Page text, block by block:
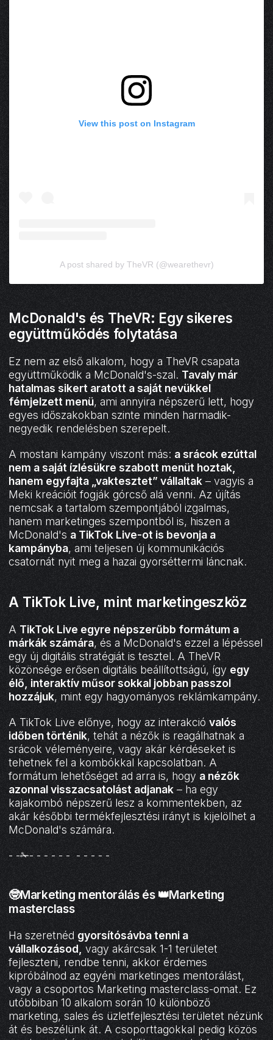
View this post on Instagram
A post shared by TheVR (@wearethevr)
McDonald's és TheVR: Egy sikeres
együttműködés folytatása
Ez nem az első alkalom, hogy a TheVR csapata
együttműködik a McDonald's-szal. Tavaly már
hatalmas sikert aratott a saját nevükkel
fémjelzett menü, ami annyira népszerű lett, hogy
egyes időszakokban szinte minden harmadik-
negyedik rendelésben szerepelt.
A mostani kampány viszont más: a srácok ezúttal
nem a saját ízlésükre szabott menüt hoztak,
hanem egyfajta „vaktesztet” vállaltak – vagyis a
Meki kreációit fogják górcső alá venni. Az újítás
nemcsak a tartalom szempontjából izgalmas,
hanem marketinges szempontból is, hiszen a
McDonald's a TikTok Live-ot is bevonja a
kampányba, ami teljesen új kommunikációs
csatornát nyit meg a hazai gyorséttermi láncnak.
A TikTok Live, mint marketingeszköz
A TikTok Live egyre népszerűbb formátum a
márkák számára, és a McDonald's ezzel a lépéssel
egy új digitális stratégiát is tesztel. A TheVR
közönsége erősen digitális beállítottságú, így egy
élő, interaktív műsor sokkal jobban passzol
hozzájuk, mint egy hagyományos reklámkampány.
A TikTok Live előnye, hogy az interakcióvalós
időben történik, tehát a nézők is reagálhatnak a
srácok véleményeire, vagy akár kérdéseket is
tehetnek fel a kombókkal kapcsolatban. A
formátum lehetőséget ad arra is, hogy a nézők
azonnal visszacsatolást adjanak – ha egy
kajakombó népszerű lesz a kommentekben, az
akár későbbi termékfejlesztési irányt is kijelölhet a
McDonald's számára.
- -✁- - - - - - - - - - -
🤓Marketing mentorálás és 👑Marketing
masterclass
Ha szeretnéd gyorsítósávba tenni a
vállalkozásod, vagy akárcsak 1-1 területet
fejleszteni, rendbe tenni, akkor érdemes
kipróbálnod az egyéni marketinges mentorálást,
vagy a csoportos Marketing masterclass-omat. Ez
utóbbiban 10 alkalom során 10 különböző
marketing, sales és üzletfejlesztési területet nézünk
át és beszélünk át. A csoporttagokkal pedig közös